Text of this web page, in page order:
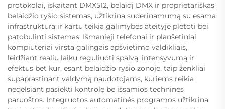
protokolai, įskaitant DMX512, belaidį DMX ir proprietariškas
belaidžio ryšio sistemas, užtikrina suderinamumą su esama
infrastruktūra ir kartu teikia galimybes ateityje plėtoti bei
patobulinti sistemas. Išmanieji telefonai ir planšetiniai
kompiuteriai virsta galingais apšvietimo valdikliais,
leidžiant realiu laiku reguliuoti spalvą, intensyvumą ir
efektus bet kur, esant belaidžio ryšio zonoje, taip ženkliai
supaprastinant valdymą naudotojams, kuriems reikia
nedelsiant pasiekti kontrolę be išsamios techninės
paruoštos. Integruotos automatinės programos užtikrina